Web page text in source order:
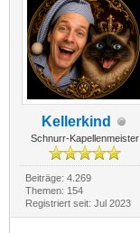
Kellerkind
Schnurr-Kapellenmeister
Beiträge: 4.269
Themen: 154
Registriert seit: Jul 2023